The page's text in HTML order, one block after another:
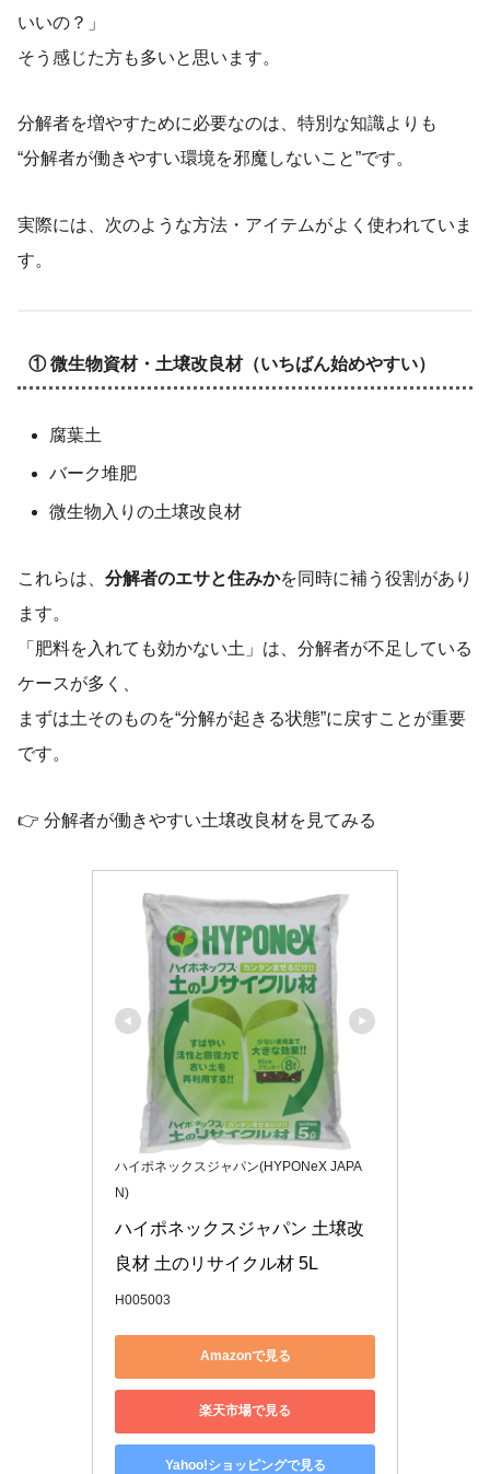
いいの？」
そう感じた方も多いと思います。
分解者を増やすために必要なのは、特別な知識よりも
“分解者が働きやすい環境を邪魔しないこと”です。
実際には、次のような方法・アイテムがよく使われていま
す。
① 微生物資材・土壌改良材（いちばん始めやすい）
腐葉土
バーク堆肥
微生物入りの土壌改良材
これらは、 分解者のエサと住みかを同時に補う役割があり
ます。
「肥料を入れても効かない土」は、分解者が不足している
ケースが多く、
まずは土そのものを“分解が起きる状態”に戻すことが重要
です。
👉 分解者が働きやすい土壌改良材を見てみる
ハイポネックスジャパン(HYPONeX JAPA
N)
ハイポネックスジャパン 土壌改
良材 土のリサイクル材 5L
H005003
Amazonで見る
楽天市場で見る
Yahoo!ショッピングで見る